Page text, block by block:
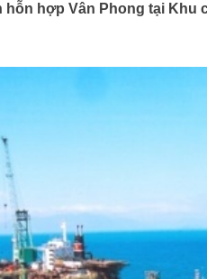
hợp Vân Phong tại Khu